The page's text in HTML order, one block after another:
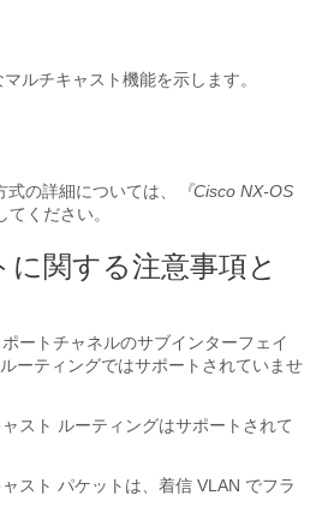
ルチキャスト機能を示します。
式の詳細については、 『Cisco NX-OS
てください。
関する注意事項と
ートチャネルのサブインターフェイ
ーティングではサポートされていませ
スト ルーティングはサポートされて
スト パケットは、着信 VLAN でフラ